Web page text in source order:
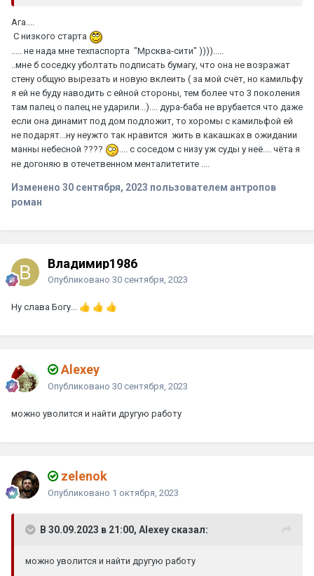
Ага....
С низкого старта
..... не нада мне техпаспорта "Мрсква-сити" )))).....
..мне б соседку уболтать подписать бумагу, что она не возражат
стену общую вырезать и новую вклеить ( за мой счёт, но камильфу
я ей не буду наводить с ейной стороны, тем более что 3 поколения
там палец о палец не ударили...).... дура-баба не врубается что даже
если она динамит под дом подложит, то хоромы с камильфой ей
не подарят...ну неужто так нравится жить в какашках в ожидании
манны небесной ????
.... с соседом с низу уж суды у неё.... чёта я
не догоняю в отечетвенном менталитетите ....
Изменено 30 сентября, 2023 пользователем антропов
роман
Владимир1986
Опубликовано 30 сентября, 2023
Ну слава Богу... 👍 👍 👍
Alexey
Опубликовано 30 сентября, 2023
можно уволится и найти другую работу
zelenok
Опубликовано 1 октября, 2023
В 30.09.2023 в 21:00, Alexey сказал:
можно уволится и найти другую работу